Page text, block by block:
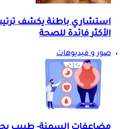
استشاري باطنة يكشف
الأكثر فائدة للصحة
صور و فيديوهات